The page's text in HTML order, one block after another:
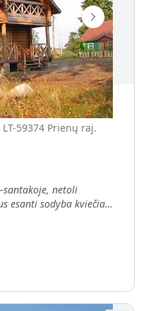
59374 Prienų raj.
netoli
esanti sodyba kviečia
name Jums siūloma